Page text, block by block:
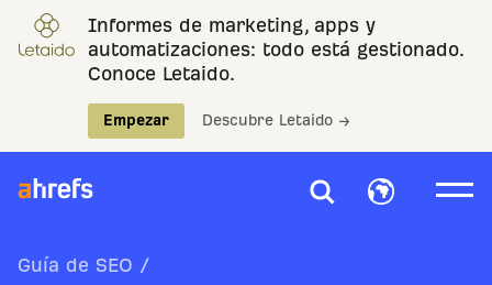
Informes de marketing, apps y
automatizaciones: todo está gestionado.
Conoce Letaido.
Empezar Descubre Letaido →
Guía de SEO /